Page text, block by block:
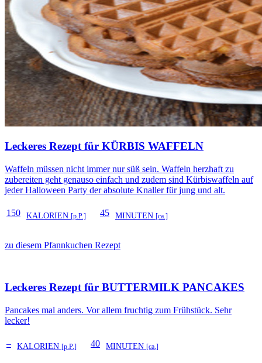
Leckeres Rezept für KÜRBIS WAFFELN
Waffeln müssen nicht immer nur süß sein. Waffeln herzhaft zu
zubereiten geht genauso einfach und zudem sind Kürbiswaffeln auf
jeder Halloween Party der absolute Knaller für jung und alt.
150 KALORIEN [p.P.] 45 MINUTEN [ca.]
zu diesem Pfannkuchen Rezept
Leckeres Rezept für BUTTERMILK PANCAKES
Pancakes mal anders. Vor allem fruchtig zum Frühstück. Sehr
lecker!
– KALORIEN [p.P.] 40 MINUTEN [ca.]